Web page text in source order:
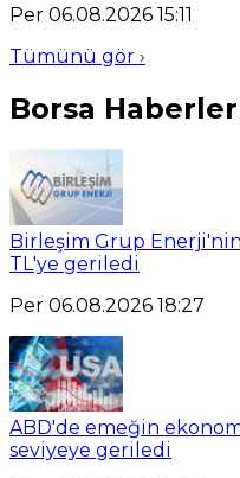
Per 06.08.2026 15:11
Tümünü gör ›
Borsa
Birleşim Grup
TL'ye geriledi
Per 06.08.2026 18:27
ABD'de emeğin
seviyeye geriledi